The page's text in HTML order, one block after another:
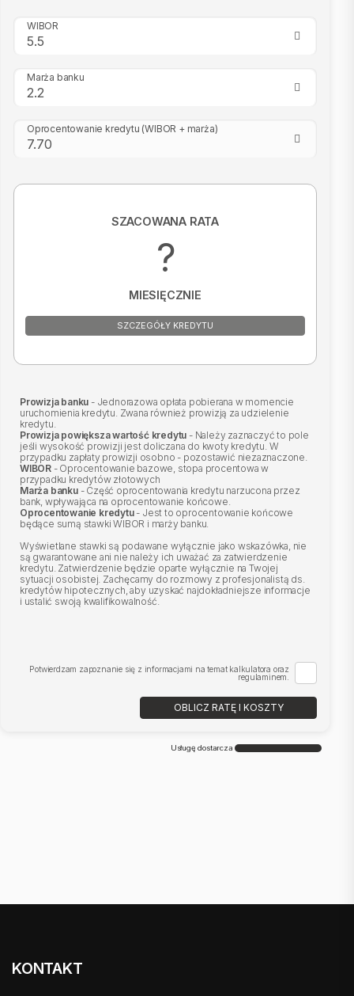
WIBOR
Marża banku
Oprocentowanie kredytu (WIBOR + marża)
SZACOWANA RATA
?
MIESIĘCZNIE
SZCZEGÓŁY KREDYTU
Prowizja banku - Jednorazowa opłata pobierana w momencie
uruchomienia kredytu. Zwana również prowizją za udzielenie
kredytu.
Prowizja powiększa wartość kredytu - Należy zaznaczyć to pole
jeśli wysokość prowizji jest doliczana do kwoty kredytu. W
przypadku zapłaty prowizji osobno - pozostawić niezaznaczone.
WIBOR - Oprocentowanie bazowe, stopa procentowa w
przypadku kredytów złotowych
Marża banku- Część oprocentowania kredytu narzucona przez
bank, wpływająca na oprocentowanie końcowe.
Oprocentowanie kredytu- Jest to oprocentowanie końcowe
będące sumą stawki WIBOR i marży banku.
Wyświetlane stawki są podawane wyłącznie jako wskazówka, nie
są gwarantowane ani nie należy ich uważać za zatwierdzenie
kredytu. Zatwierdzenie będzie oparte wyłącznie na Twojej
sytuacji osobistej. Zachęcamy do rozmowy z profesjonalistą ds.
kredytów hipotecznych, aby uzyskać najdokładniejsze informacje
i ustalić swoją kwalifikowalność.
Potwierdzam zapoznanie się z informacjami na temat kalkulatora oraz
regulaminem.
OBLICZ RATĘ I KOSZTY
Usługę dostarcza
KONTAKT